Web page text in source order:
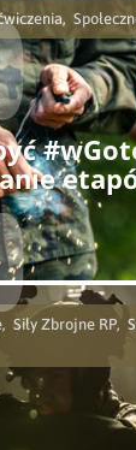
Siły Zbrojne RP,